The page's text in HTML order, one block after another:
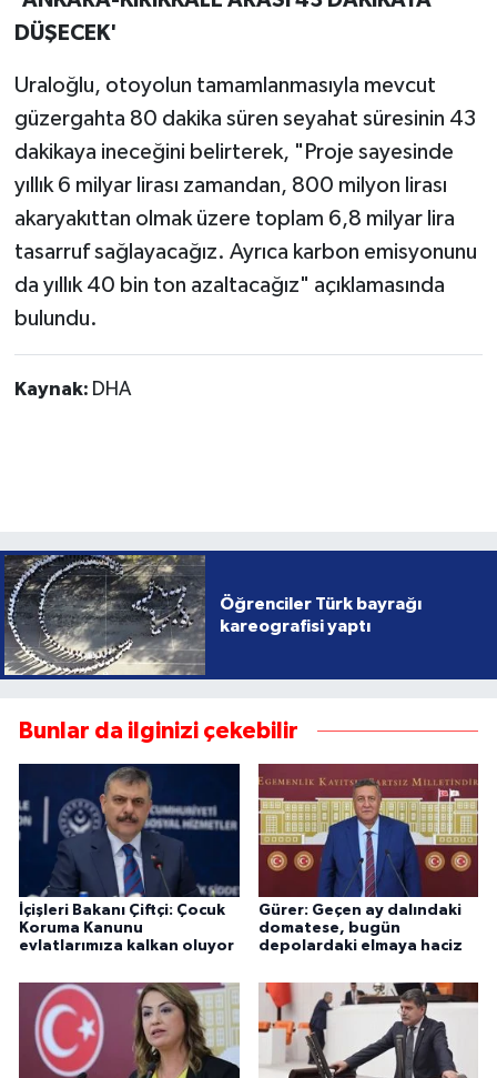
DÜŞECEK'
Uraloğlu, otoyolun tamamlanmasıyla mevcut
güzergahta 80 dakika süren seyahat süresinin 43
dakikaya ineceğini belirterek, "Proje sayesinde
yıllık 6 milyar lirası zamandan, 800 milyon lirası
akaryakıttan olmak üzere toplam 6,8 milyar lira
tasarruf sağlayacağız. Ayrıca karbon emisyonunu
da yıllık 40 bin ton azaltacağız" açıklamasında
bulundu.
Kaynak: DHA
Öğrenciler Türk bayrağı
kareografisi yaptı
Bunlar da ilginizi çekebilir
İçişleri Bakanı Çiftçi: Çocuk
Koruma Kanunu
evlatlarımıza kalkan oluyor
Gürer: Geçen ay dalındaki
domatese, bugün
depolardaki elmaya haciz